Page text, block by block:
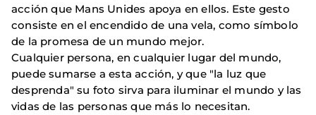
acción que Mans Unides apoya en ellos. Este gesto
consiste en el encendido de una vela, como símbolo
de la promesa de un mundo mejor.
Cualquier persona, en cualquier lugar del mundo,
puede sumarse a esta acción, y que "la luz que
desprenda" su foto sirva para iluminar el mundo y las
vidas de las personas que más lo necesitan.